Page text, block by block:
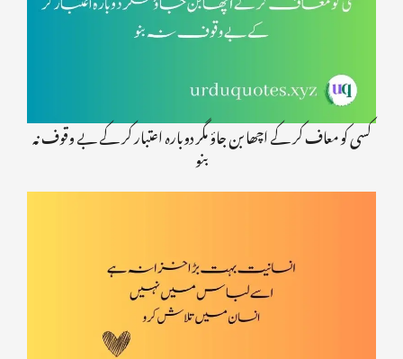
کسی کو معاف کر کے اچھا بن جاؤ مگر دوبارہ اعتبار کر کے بے وقوف نہ
بنو